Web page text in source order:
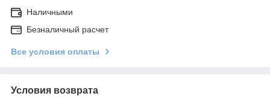
Наличными
Безналичный расчет
Все условия оплаты
Условия возврата